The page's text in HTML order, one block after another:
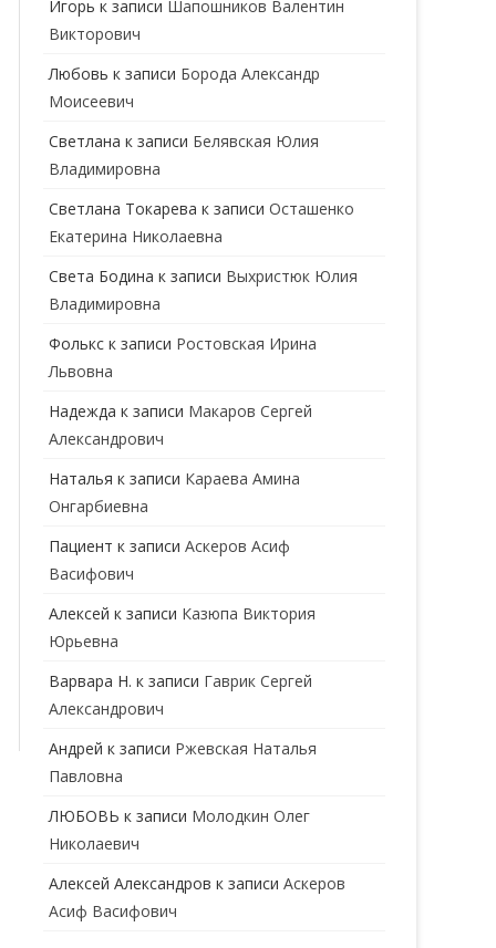
ГАСТРОЭНТЕРОЛОГ
ГИНЕКОЛОГ
ГОМЕОПАТ
ДЕРМАТОЛОГ
ДЕТСКИЕ ВРАЧИ ДЕТСКИЙ КАРДИОЛОГ
ДЕТСКИЙ ХИРУРГ
ПЕРИНАТАЛЬНЫЙ ПСИХОЛОГ
КАРДИОЛОГ
КОСМЕТОЛОГ
МАССАЖИСТ
НАРКОЛОГ
НЕВРОПАТОЛОГ
НЕФРОЛОГ
ОТОЛАРИНГОЛОГ
ОФТАЛЬМОЛОГ
ПРОКТОЛОГ
Игорь к записи Шапошников Валентин
Викторович
Любовь к записи Борода Александр
Моисеевич
Светлана к записи Белявская Юлия
Владимировна
Cветлана Токарева к записиОсташенко
Екатерина Николаевна
Света Бодина к записи Выхристюк Юлия
Владимировна
Фолькс к записи Ростовская Ирина
Львовна
Надежда к записи Макаров Сергей
Александрович
Наталья к записи Караева Амина
Онгарбиевна
Пациент к записиАскеров Асиф
Васифович
Алексей к записи Казюпа Виктория
Юрьевна
Варвара Н. к записи Гаврик Сергей
Александрович
Андрей к записи Ржевская Наталья
Павловна
ЛЮБОВЬ к записи Молодкин Олег
Николаевич
Алексей Александров к записиАскеров
Асиф Васифович